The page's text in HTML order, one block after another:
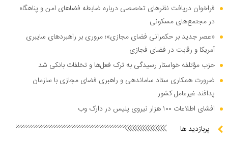
فراخوان دریافت نظر‌های تخصصی درباره ضابطه فضا‌های امن و پناهگاه
در مجتمع‌های مسکونی
«عصر جدید بر حکمرانی فضای مجازی»؛ مروری بر راهبرد‌های سایبری
آمریکا و رقابت در فضای فجازی
حزب مؤتلفه خواستار رسیدگی به ترک فعل‌ها و تخلفات بانکی شد
ضرورت همکاری ستاد ساماندهی و راهبری فضای مجازی با سازمان
پدافند غیرعامل کشور
افشای اطلاعات ۱۰۰ هزار نیروی پلیس در دارک وب
پربازدید ها